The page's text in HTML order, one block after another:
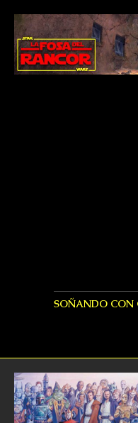
SOÑANDO CON